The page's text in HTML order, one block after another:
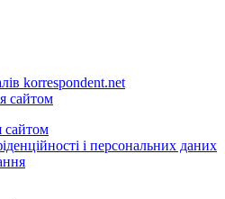
korrespondent.net
сайтом
сайтом
і персональних даних